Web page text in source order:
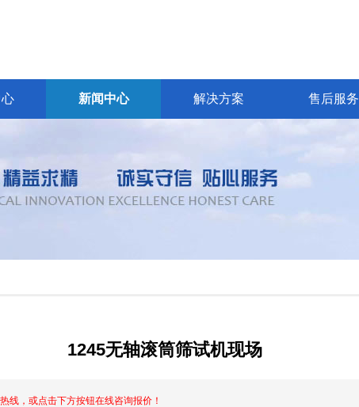
新闻中心 解决方案 售后服务
1245无轴滚筒筛试机现场
线，或点击下方按钮在线咨询报价！